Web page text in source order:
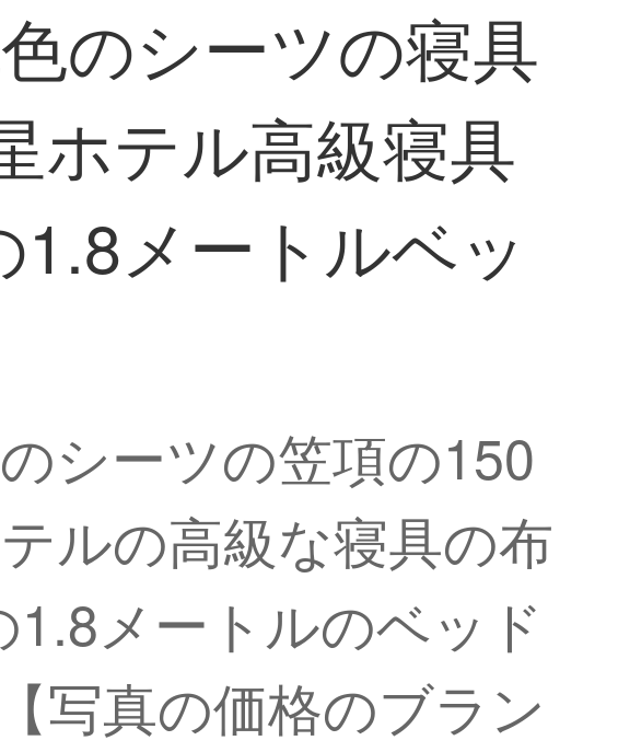
のシーツの寝具
ホテル高級寝具
メートルベッ
シーツの笠項の150
ルの高級な寝具の布
メートルのベッド
写真の価格のブラン